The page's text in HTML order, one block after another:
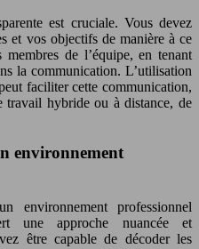
est cruciale. Vous devez
et vos objectifs de manière à ce
de l’équipe, en tenant
la communication. L’utilisation
faciliter cette communication,
travail hybride ou à distance, de
environnement
environnement professionnel
une approche nuancée et
être capable de décoder les